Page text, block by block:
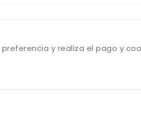
y realiza el pago y